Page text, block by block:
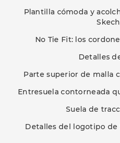
Plantilla cómoda y
No Tie Fit: los
Detalles
Parte superior de malla
Entresuela contorneada
Suela de
Detalles del logotipo de